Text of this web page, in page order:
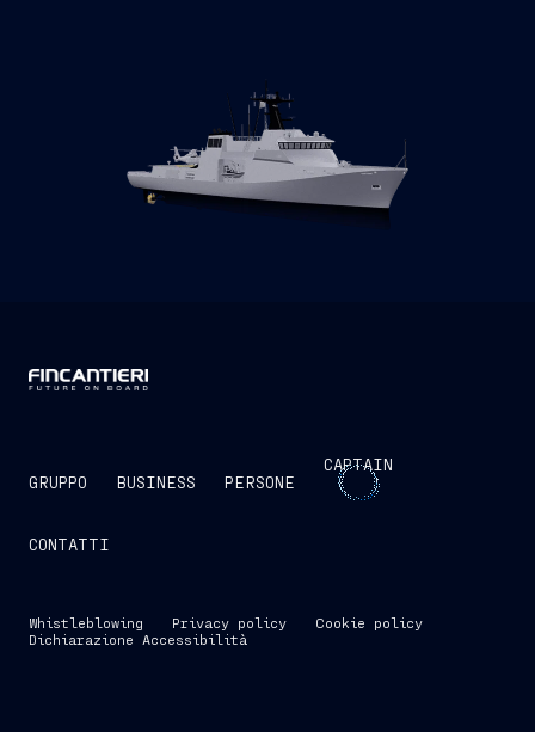
GRUPPO BUSINESS PERSONE
CAPTAIN
CONTATTI
Whistleblowing Privacy policy
Cookie policy
Dichiarazione Accessibilità